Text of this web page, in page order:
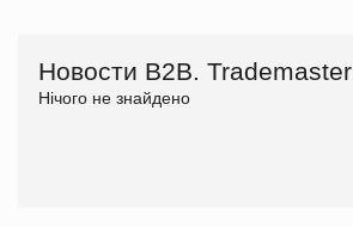
Новости В2В. Trademaster
Нічого не знайдено